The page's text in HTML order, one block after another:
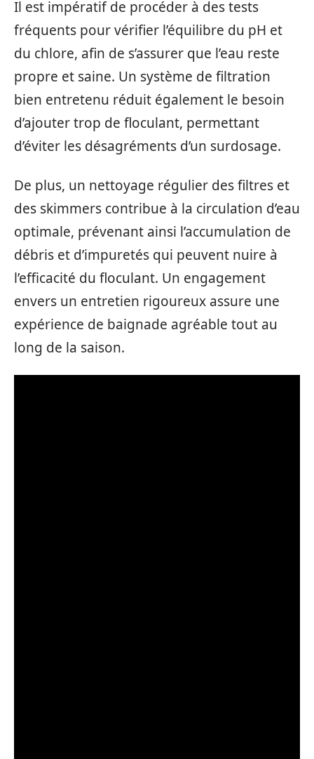
Il est impératif de procéder à des tests
fréquents pour vérifier l’équilibre du pH et
du chlore, afin de s’assurer que l’eau reste
propre et saine. Un système de filtration
bien entretenu réduit également le besoin
d’ajouter trop de floculant, permettant
d’éviter les désagréments d’un surdosage.
De plus, un nettoyage régulier des filtres et
des skimmers contribue à la circulation d’eau
optimale, prévenant ainsi l’accumulation de
débris et d’impuretés qui peuvent nuire à
l’efficacité du floculant. Un engagement
envers un entretien rigoureux assure une
expérience de baignade agréable tout au
long de la saison.